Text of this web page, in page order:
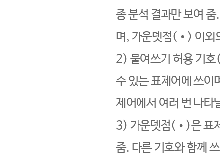
종 분석 결과만 보여
며, 가운뎃점(•) 이외
2) 붙여쓰기 허용 기호
수 있는 표제어에 쓰이
제어에서 여러 번 나타
3) 가운뎃점(•)은 표
줌. 다른 기호와 함께